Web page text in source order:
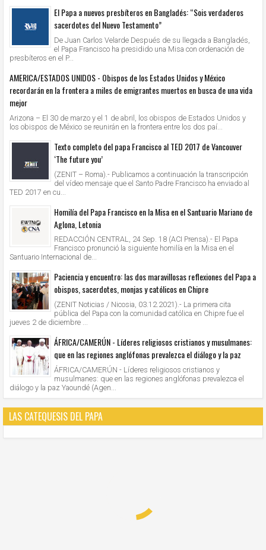
El Papa a nuevos presbíteros en Bangladés: “Sois verdaderos
sacerdotes del Nuevo Testamento”
De Juan Carlos Velarde Después de su llegada a Bangladés,
el Papa Francisco ha presidido una Misa con ordenación de
presbíteros en el P...
AMERICA/ESTADOS UNIDOS - Obispos de los Estados Unidos y México
recordarán en la frontera a miles de emigrantes muertos en busca de una vida
mejor
Arizona – El 30 de marzo y el 1 de abril, los obispos de Estados Unidos y
los obispos de México se reunirán en la frontera entre los dos paí...
Texto completo del papa Francisco al TED 2017 de Vancouver
‘The future you’
(ZENIT – Roma).- Publicamos a continuación la transcripción
del vídeo mensaje que el Santo Padre Francisco ha enviado al
TED 2017 en cu...
Homilía del Papa Francisco en la Misa en el Santuario Mariano de
Aglona, Letonia
REDACCIÓN CENTRAL, 24 Sep. 18 (ACI Prensa).- El Papa
Francisco pronunció la siguiente homilía en la Misa en el
Santuario Internacional de...
Paciencia y encuentro: las dos maravillosas reflexiones del Papa a
obispos, sacerdotes, monjas y católicos en Chipre
(ZENIT Noticias / Nicosia, 03.12.2021).- La primera cita
pública del Papa con la comunidad católica en Chipre fue el
jueves 2 de diciembre ...
ÁFRICA/CAMERÚN - Líderes religiosos cristianos y musulmanes:
que en las regiones anglófonas prevalezca el diálogo y la paz
ÁFRICA/CAMERÚN - Líderes religiosos cristianos y
musulmanes: que en las regiones anglófonas prevalezca el
diálogo y la paz Yaoundé (Agen...
LAS CATEQUESIS DEL PAPA